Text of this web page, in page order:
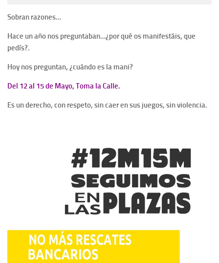
Sobran razones…
Hace un año nos preguntaban…¿por qué os manifestáis, que
pedís?.
Hoy nos preguntan, ¿cuándo es la mani?
Del 12 al 15 de Mayo, Toma la Calle.
Es un derecho, con respeto, sin caer en sus juegos, sin violencia.